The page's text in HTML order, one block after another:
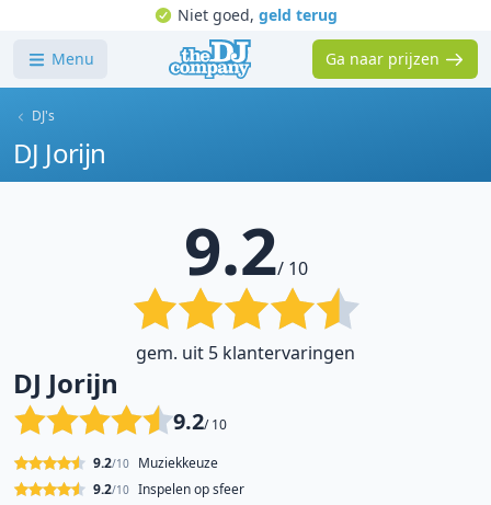
Niet goed, geld terug
Menu Ga naar prijzen
DJ's
DJ Jorijn
9.2/ 10
gem. uit 5 klantervaringen
DJ Jorijn
9.2/ 10
Muziekkeuze
9.2/10
Inspelen op sfeer
9.2/10